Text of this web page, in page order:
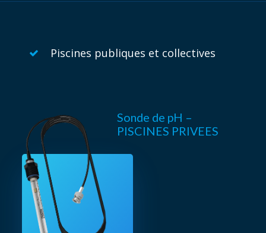
Piscines publiques et collectives
Sonde de pH –
PISCINES PRIVEES